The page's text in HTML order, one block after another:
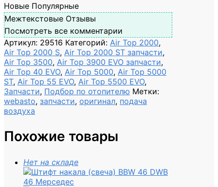
Новые Популярные
Межтекстовые Отзывы
Посмотреть все комментарии
Артикул: 29516 Категорий: Air Top 2000,
Air Top 2000 S, Air Top 2000 ST запчасти,
Air Top 3500, Air Top 3900 EVO запчасти,
Air Top 40 EVO, Air Top 5000, Air Top 5000
ST, Air Top 55 EVO, Air Top 5500 EVO,
Запчасти, Подбор по отопителю Метки:
webasto, запчасти, оригинал, подача
воздуха
Похожие товары
Нет на складе